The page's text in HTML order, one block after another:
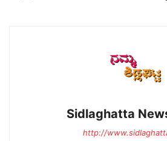
Sidlaghatta
http://